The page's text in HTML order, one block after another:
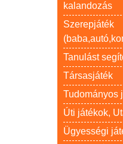
kalandozás
Szerepjáték
Tanulást
Társasjáték
Tudományos
Úti játékok,
Ügyességi